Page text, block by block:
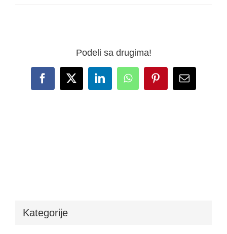
Podeli sa drugima!
Facebook
X LinkedInWhatsAppPinterestEmail
Kategorije